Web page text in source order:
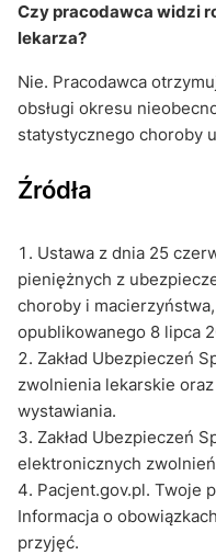
Czy pracodawca widzi
lekarza?
Nie. Pracodawca
obsługi okresu
statystycznego choroby
Źródła
Ustawa z dnia 25
pieniężnych z
choroby i
opublikowanego 8 lipca
Zakład Ubezpieczeń
zwolnienia lekarskie
wystawiania.
Zakład Ubezpieczeń
elektronicznych
Pacjent.gov.pl. Twoje
Informacja o
przyjęć.